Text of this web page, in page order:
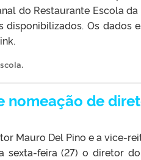
do Restaurante Escola
Os dados
.
nomeação de
Mauro Del Pino e a vice-
sexta-feira (27) o diretor